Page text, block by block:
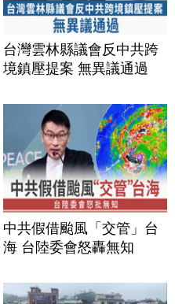
台灣雲林縣議會反中共跨
境鎮壓提案 無異議通過
中共假借颱風「交管」台
海 台陸委會怒轟無知